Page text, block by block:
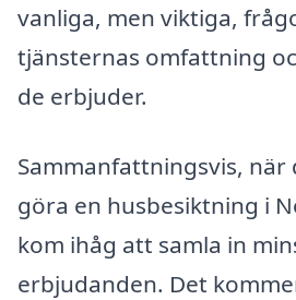
vanliga, men viktiga,
tjänsternas omfattning
de erbjuder.
Sammanfattningsvis,
göra en husbesiktning i
kom ihåg att samla in
erbjudanden. Det